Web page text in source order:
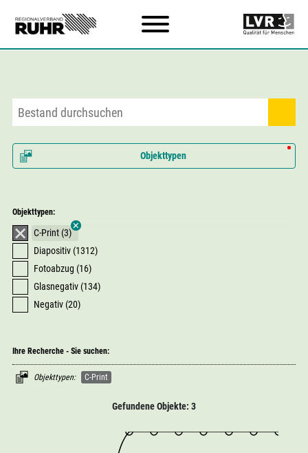
Objekttypen
Gefundene Objekte: 3
Objekttypen:
C-Print (3)
Diapositiv (1312)
Fotoabzug (16)
Glasnegativ (134)
Negativ (20)
Ihre Recherche - Sie suchen:
Objekttypen: C-Print